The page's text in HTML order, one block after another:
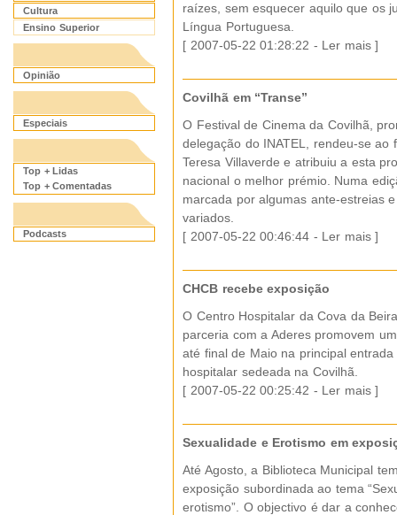
Cultura
Ensino Superior
Opinião
Especiais
Top + Lidas
Top + Comentadas
Podcasts
raízes, sem esquecer aquilo que os
Língua Portuguesa.
[ 2007-05-22 01:28:22 - Ler mais]
Covilhã em “Transe”
O Festival de Cinema da Covilhã,
delegação do INATEL, rendeu-se ao
Teresa Villaverde e atribuiu a esta
nacional o melhor prémio. Numa
marcada por algumas ante-estreias
variados.
[ 2007-05-22 00:46:44 - Ler mais]
CHCB recebe exposição
O Centro Hospitalar da Cova da
parceria com a Aderes promovem
até final de Maio na principal
hospitalar sedeada na Covilhã.
[ 2007-05-22 00:25:42 - Ler mais]
Sexualidade e Erotismo em
Até Agosto, a Biblioteca Municipal
exposição subordinada ao tema
erotismo”. O objectivo é dar a